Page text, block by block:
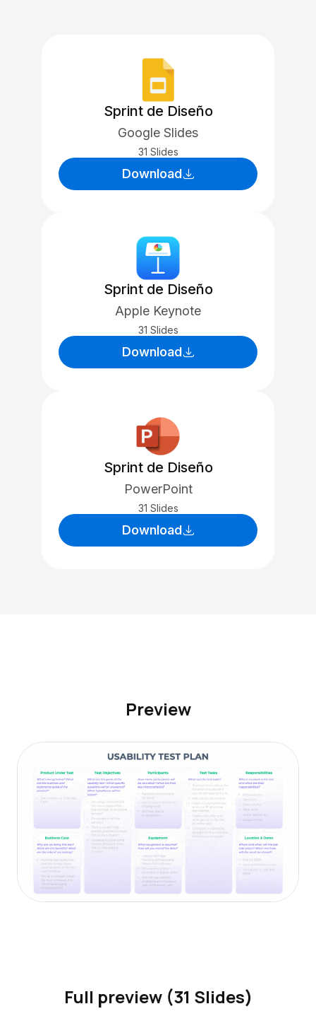
Sprint de Diseño
Google Slides
31 Slides
Download
Sprint de Diseño
Apple Keynote
31 Slides
Download
Sprint de Diseño
PowerPoint
31 Slides
Download
Preview
Full preview (31 Slides)